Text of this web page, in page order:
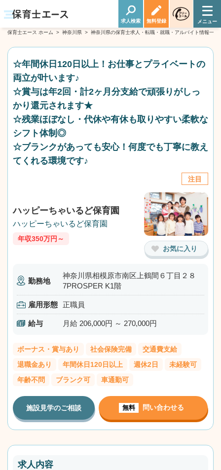
求人検索 無料登録
保育士エース ホーム > 神奈川県 > 神奈川県の保育士求人・転職・就職・アルバイト情報一覧
☆年間休日120日以上！お仕事とプライベートの
両立が叶います♪
☆賞与は年2回・計2ヶ月分支給で頑張りがしっ
かり還元されます★
☆残業ほぼなし・代休や有休も取りやすい柔軟な
シフト体制◎
☆ブランクがあっても安心！何度でも丁寧に教え
てくれる環境です♪
注目
お気に入り
ハッピーちゃいるど保育園
ハッピーちゃいるど保育園
年収350万円～
勤務地
神奈川県相模原市南区上鶴間６丁目２８
7PROSPER K1階
雇用形態 正職員
給与 月給 206,000円 ～ 270,000円
ボーナス・賞与あり 社会保険完備
交通費支給
退職金あり
年間休日120日以上 週休2日
未経験可
年齢不問
ブランク可 車通勤可
施設見学のご相談 無料 問い合わせる
求人内容